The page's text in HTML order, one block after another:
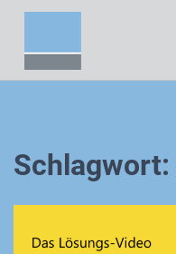
Schlagwort: